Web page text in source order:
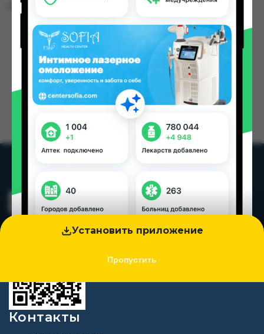
Установить приложение
Пропустить
Цена: от50.00 TJS
Контакты